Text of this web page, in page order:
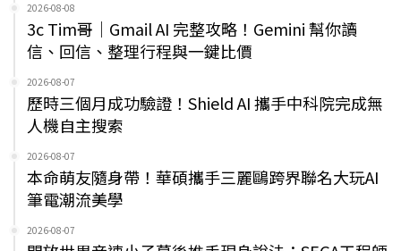
2026-08-08
3c Tim哥｜Gmail AI 完整攻略！Gemini 幫你讀
信、回信、整理行程與一鍵比價
2026-08-07
歷時三個月成功驗證！Shield AI 攜手中科院完成無
人機自主搜索
2026-08-07
本命萌友隨身帶！華碩攜手三麗鷗跨界聯名大玩AI
筆電潮流美學
2026-08-07